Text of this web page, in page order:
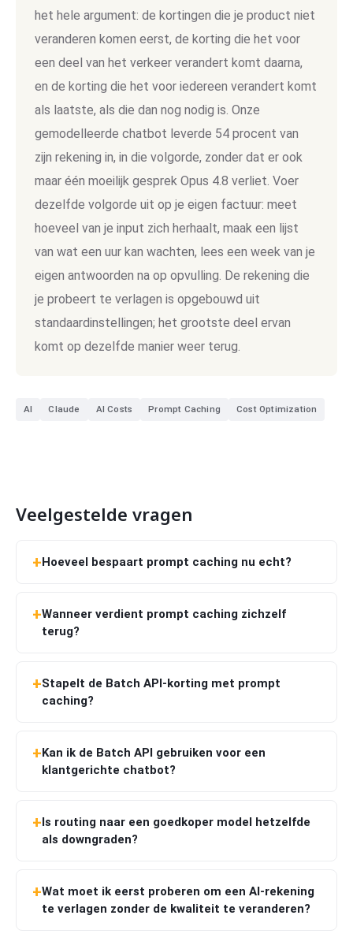
het hele argument: de kortingen die je product niet
veranderen komen eerst, de korting die het voor
een deel van het verkeer verandert komt daarna,
en de korting die het voor iedereen verandert komt
als laatste, als die dan nog nodig is. Onze
gemodelleerde chatbot leverde 54 procent van
zijn rekening in, in die volgorde, zonder dat er ook
maar één moeilijk gesprek Opus 4.8 verliet. Voer
dezelfde volgorde uit op je eigen factuur: meet
hoeveel van je input zich herhaalt, maak een lijst
van wat een uur kan wachten, lees een week van je
eigen antwoorden na op opvulling. De rekening die
je probeert te verlagen is opgebouwd uit
standaardinstellingen; het grootste deel ervan
komt op dezelfde manier weer terug.
AI Claude AI Costs Prompt Caching Cost Optimization
Veelgestelde vragen
Hoeveel bespaart prompt caching nu echt?
Wanneer verdient prompt caching zichzelf
terug?
Stapelt de Batch API-korting met prompt
caching?
Kan ik de Batch API gebruiken voor een
klantgerichte chatbot?
Is routing naar een goedkoper model hetzelfde
als downgraden?
Wat moet ik eerst proberen om een AI-rekening
te verlagen zonder de kwaliteit te veranderen?